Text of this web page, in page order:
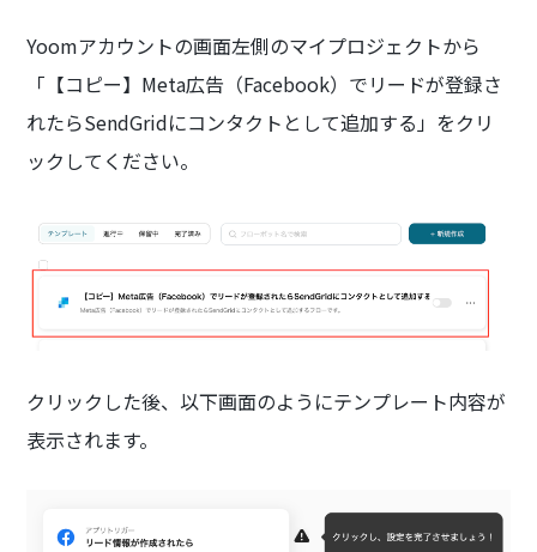
Yoomアカウントの画面左側のマイプロジェクトから
「【コピー】Meta広告（Facebook）でリードが登録さ
れたらSendGridにコンタクトとして追加する」をクリ
ックしてください。
クリックした後、以下画面のようにテンプレート内容が
表示されます。